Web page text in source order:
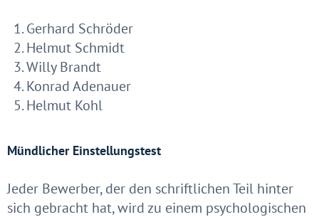
Gerhard Schröder
Helmut Schmidt
Willy Brandt
Konrad Adenauer
Helmut Kohl
Mündlicher Einstellungstest
Jeder Bewerber, der den schriftlichen Teil hinter
sich gebracht hat, wird zu einem psychologischen